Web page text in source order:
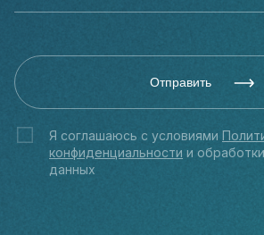
Отправить
Я соглашаюсь с условиями
конфиденциальности и
данных